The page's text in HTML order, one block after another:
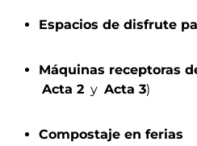
Espacios de disfrute
Máquinas receptoras
Acta 2 ​ y ​ Acta 3)
Compostaje en ferias